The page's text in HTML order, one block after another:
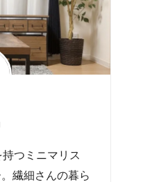
つミニマリス
繊細さんの暮ら